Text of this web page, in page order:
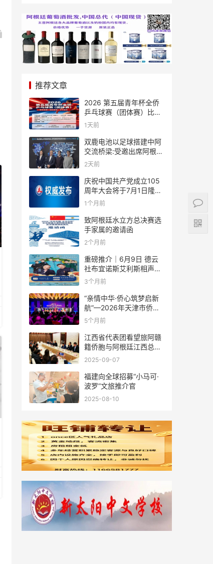
推荐文章
2026 第五届青年杯全侨
乒乓球赛（团体赛）比赛
规则
1天前
双鹿电池以足球搭建中阿
交流桥梁:受邀出席阿根廷
足协赞助商招待会！
2天前
庆祝中国共产党成立105
周年大会将于7月1日隆重
举行
1个月前
致阿根廷水立方总决赛选
手家属的邀请函
2个月前
重磅推介｜6月9日 德云
社布宜诺斯艾利斯相声专
场！国风曲艺邂逅南美风
结！
3个月前
“亲情中华·侨心筑梦启新
航”—2026年天津市侨界
新春联谊活动成功举办
5个月前
江西省代表团看望旅阿赣
籍侨胞与阿根廷江西总商
会座谈
2025-09-07
福建向全球招募“小马可·
波罗”文旅推介官
2025-08-10